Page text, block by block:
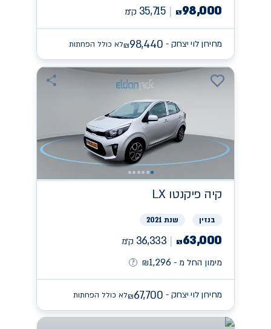
₪98,000
35,715 ק״מ
מחירון לוי יצחק - ₪98,440 לא כולל הפחתות
קיה פיקנטו LX
בנזין שנת 2021
₪63,000
36,333 ק״מ
מימון החל מ -
₪1,296
מחירון לוי יצחק - ₪67,700 לא כולל הפחתות